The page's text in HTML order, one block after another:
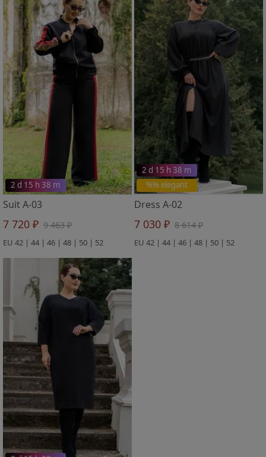
2 d 15 h 38 m
Suit A-03
7 720 ₽ 9 463 ₽
EU 42 | 44 | 46 | 48 | 50 | 52
%% elegant
2 d 15 h 38 m
Dress A-02
7 030 ₽ 8 614 ₽
EU 42 | 44 | 46 | 48 | 50 | 52